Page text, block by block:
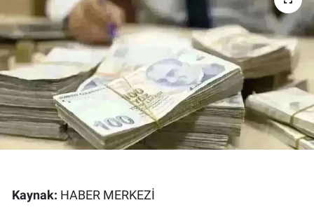
Kaynak: HABER MERKEZİ
Ekonomi
Forum
Gerçeğin İzinde
Gün Başlıyor